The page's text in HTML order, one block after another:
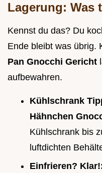
Lagerung: Was
Kennst du das? Du
Ende bleibt was übrig.
Pan Gnocchi Gericht
aufbewahren.
Kühlschrank
Hähnchen
Kühlschrank bis
luftdichten
Einfrieren?